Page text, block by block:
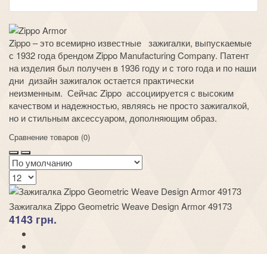
Zippo– это всемирно известные зажигалки, выпускаемые
с 1932 года брендом Zippo Manufacturing Company. Патент
на изделия был получен в 1936 году и с того года и по наши
дни дизайн зажигалок остается практически
неизменным. Сейчас Zippo ассоциируется с высоким
качеством и надежностью, являясь не просто зажигалкой,
но и стильным аксессуаром, дополняющим образ.
Сравнение товаров (0)
Зажигалка Zippo Geometric Weave Design Armor 49173
4143 грн.